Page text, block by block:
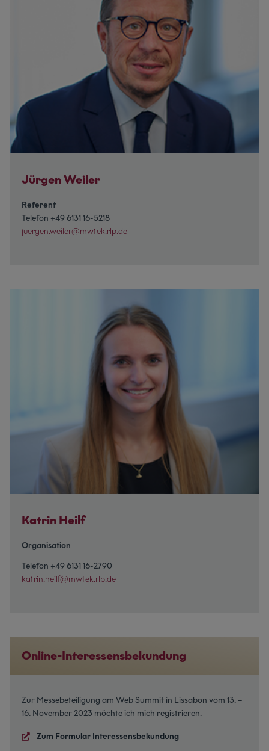
Jürgen Weiler
Referent
Telefon +49 6131 16-5218
juergen.weiler@mwtek.rlp.de
Katrin Heilf
Organisation
Telefon +49 6131 16-2790
katrin.heilf@mwtek.rlp.de
Online-Interessensbekundung
Zur Messebeteiligung am Web Summit in Lissabon vom 13. –
16. November 2023 möchte ich mich registrieren.
Zum Formular Interessensbekundung